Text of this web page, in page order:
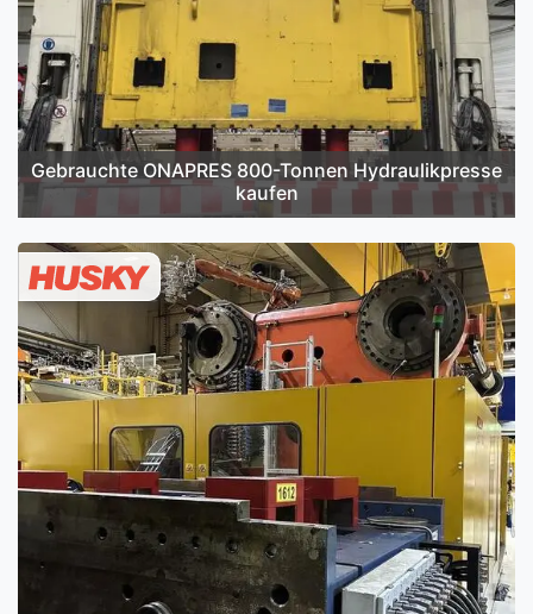
Gebrauchte ONAPRES 800-Tonnen Hydraulikpresse
kaufen